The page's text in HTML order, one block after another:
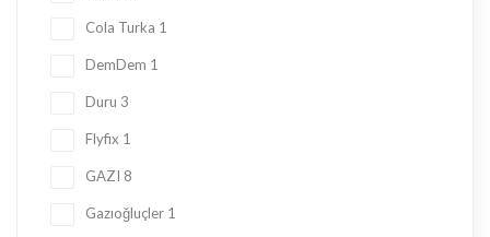
Cola Turka 1
DemDem 1
Duru 3
Flyfix 1
GAZI 8
Gazıoğluçler 1